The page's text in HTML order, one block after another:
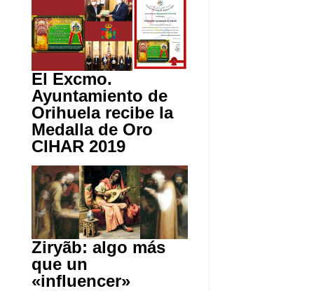
El Excmo.
Ayuntamiento de
Orihuela recibe la
Medalla de Oro
CIHAR 2019
Ziryãb: algo más
que un
«influencer»